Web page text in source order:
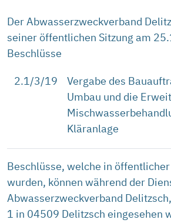
Der Abwasserzweckverband
seiner öffentlichen Sitzung am
Beschlüsse
2.1/3/19
Vergabe des
Umbau und die
Kläranlage
Beschlüsse, welche in
wurden, können während der
Abwasserzweckverband
1 in 04509 Delitzsch eingesehen